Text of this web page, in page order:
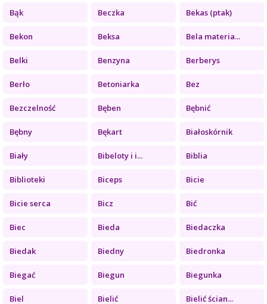
Bąk Beczka Bekas (ptak)
Bekon Beksa Bela materia...
Belki Benzyna Berberys
Berło Betoniarka Bez
Bezczelność Bęben Bębnić
Bębny Bękart Białoskórnik
Biały Bibeloty i i... Biblia
Biblioteki Biceps Bicie
Bicie serca Bicz Bić
Biec Bieda Biedaczka
Biedak Biedny Biedronka
Biegać Biegun Biegunka
Biel Bielić Bielić ścian...